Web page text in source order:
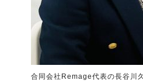
合同会社Remage代表の長谷川